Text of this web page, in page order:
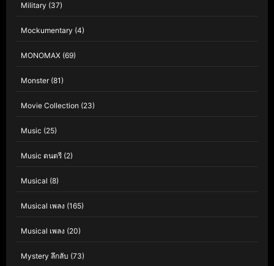
Military (37)
Mockumentary (4)
MONOMAX (69)
Monster(81)
Movie Collection (23)
Music (25)
Music ดนตรี (2)
Musical (8)
Musical เพลง (165)
Musical เพลง (20)
Mystery ลึกลับ (73)